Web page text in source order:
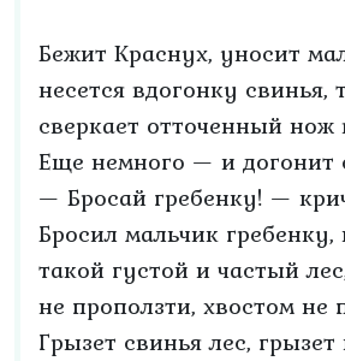
Бежит Краснух, уносит
несется вдогонку свинья,
сверкает отточенный нож
Еще немного — и догонит
— Бросай гребенку! —
Бросил мальчик
такой густой и частый
не проползти, хвостом не
Грызет свинья лес,